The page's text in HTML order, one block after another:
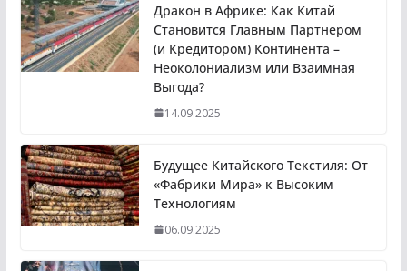
Дракон в Африке: Как Китай
Становится Главным Партнером
(и Кредитором) Континента –
Неоколониализм или Взаимная
Выгода?
14.09.2025
Будущее Китайского Текстиля: От
«Фабрики Мира» к Высоким
Технологиям
06.09.2025